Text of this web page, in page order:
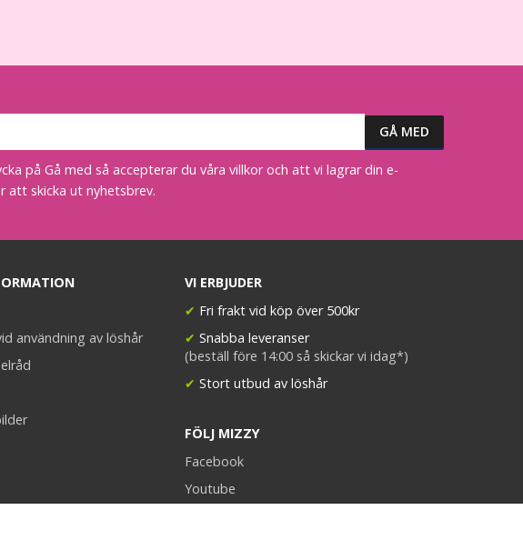
på Gå med så accepterar du våra villkor och att vi lagrar din e-
att skicka ut nyhetsbrev.
användning av löshår
VI ERBJUDER
✔ Fri frakt vid köp över 500kr
✔ Snabba leveranser
(beställ före 14:00 så skickar vi idag*)
✔ Stort utbud av löshår
FÖLJ MIZZY
Facebook
Youtube